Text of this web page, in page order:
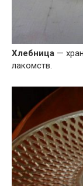
Хлебница —
лакомств.